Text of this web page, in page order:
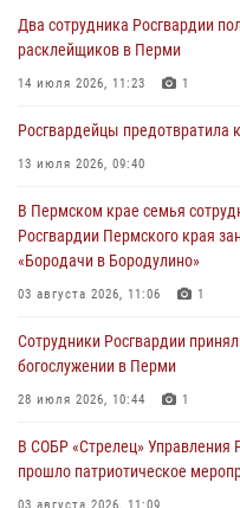
юных спортсменов
03 августа 2026, 10:59
30 июля 2026, 05:19
богослужении в Перми
28 июля 2026, 10:44
Росгвардейцы оказали
28 июля 2026, 06:15
Два сотрудника Росгвардии
расклейщиков в Перми
14 июля 2026, 11:23 1
Росгвардейцы
13 июля 2026, 09:40
В Пермском крае семья
Росгвардии Пермского края
«Бородачи в Бородулино»
03 августа 2026, 11:06 1
Сотрудники Росгвардии
богослужении в Перми
28 июля 2026, 10:44 1
В СОБР «Стрелец»
прошло патриотическое
03 августа 2026, 11:09